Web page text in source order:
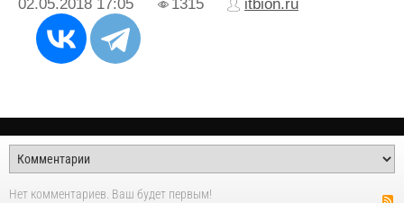
02.05.2018 17:05 1315 itbion.ru
Нет комментариев. Ваш будет первым!